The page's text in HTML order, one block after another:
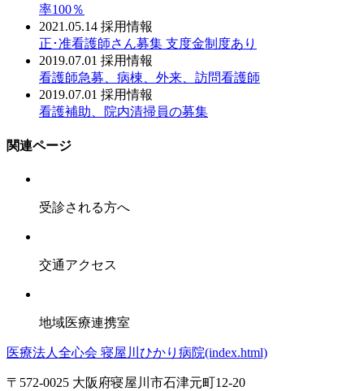
率100％
2021.05.14 採用情報
正･准看護師さん募集 支度金制度あり
2019.07.01 採用情報
看護師急募、病棟、外来、訪問看護師
2019.07.01 採用情報
看護補助、院内清掃員の募集
関連ページ
受診される方へ
交通アクセス
地域医療連携室
医療法人全心会 寝屋川ひかり病院(index.html)
〒572-0025 大阪府寝屋川市石津元町12-20